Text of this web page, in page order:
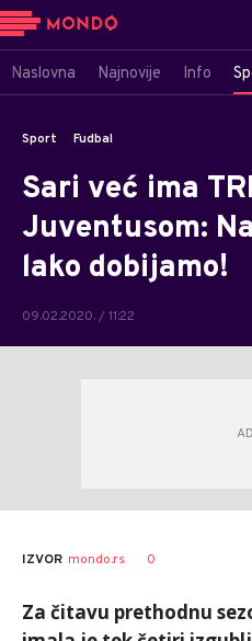
Naslovna Najnovije Info
Sport Fudbal
Sari već ima
Juventusom:
lako dobijamo!
09.02.2020. / 11:22
IZVOR mondo.rs 0
Za čitavu prethodnu